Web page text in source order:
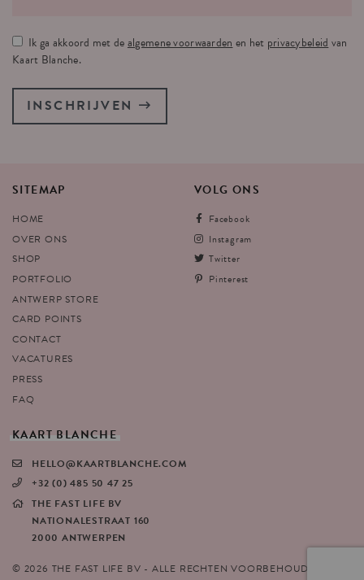
Ik ga akkoord met dealgemene voorwaarden en het privacybeleid van
Kaart Blanche.
INSCHRIJVEN
SITEMAP
HOME
OVER ONS
SHOP
PORTFOLIO
ANTWERP STORE
CARD POINTS
CONTACT
VACATURES
PRESS
FAQ
VOLG ONS
Facebook
Instagram
Twitter
Pinterest
KAART BLANCHE
HELLO@KAARTBLANCHE.COM
+32 (0) 485 50 47 25
THE FAST LIFE BV
NATIONALESTRAAT 160
2000 ANTWERPEN
© 2026 THE FAST LIFE BV - ALLE RECHTEN VOORBEHOUDEN